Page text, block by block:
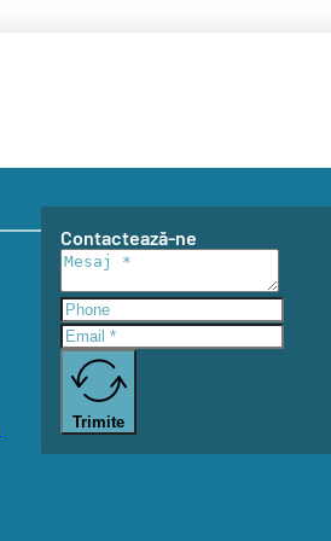
Contactează-ne
Trimite